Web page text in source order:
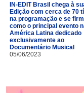
IN-EDIT Brasil chega à
Edição com cerca de 70
na programação e se
como o principal evento
América Latina dedicado
exclusivamente ao
Documentário Musical
05/06/2023